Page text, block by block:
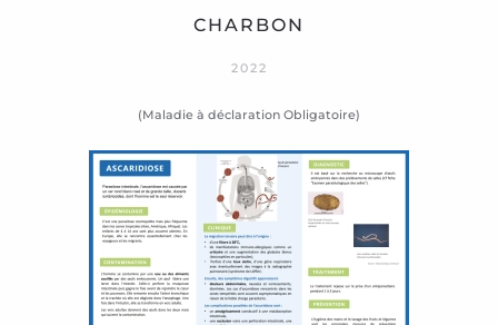
CHARBON
2022
(Maladie à déclaration Obligatoire)